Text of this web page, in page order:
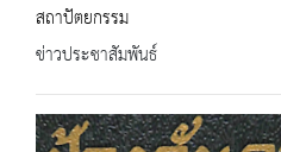
สถาปัตยกรรม
ข่าวประชาสัมพันธ์